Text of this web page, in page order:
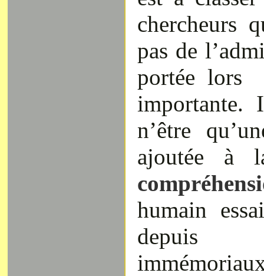
chercheurs
pas de
portée lors
importante.
n’être
ajoutée
humain
depuis